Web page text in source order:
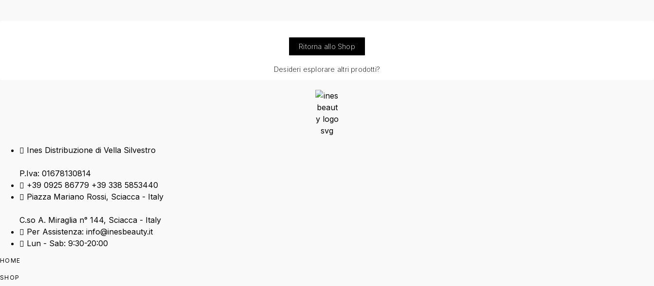
Ritorna allo Shop
Desideri esplorare altri prodotti?
Ines Distribuzione di Vella Silvestro
P.Iva: 01678130814
+39 0925 86779 +39 338 5853440
Piazza Mariano Rossi, Sciacca - Italy
C.so A. Miraglia n° 144, Sciacca - Italy
Per Assistenza: info@inesbeauty.it
Lun - Sab: 9:30-20:00
HOME
SHOP